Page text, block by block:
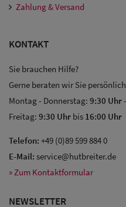
Zahlung & Versand
KONTAKT
Sie brauchen Hilfe?
Gerne beraten wir Sie
Montag - Donnerstag: 9:30 Uhr-
Freitag: 9:30 Uhr bis 16:00 Uhr
Telefon: +49 (0)89 599 884 0
E-Mail: service@hutbreiter.de
» Zum Kontaktformular
NEWSLETTER